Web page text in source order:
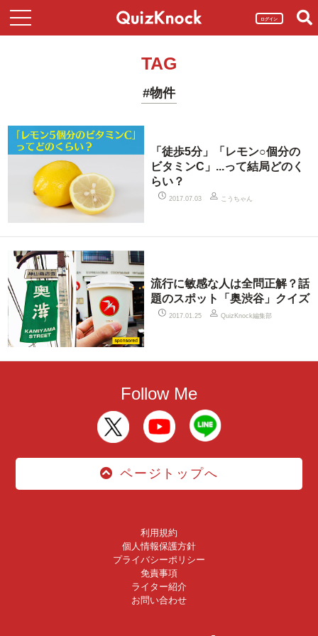
ログイン
TAG
#物件
「徒歩5分」「レモン○個分の
ビタミンC」...って結局どのく
らい？
2017.07.03 こうちゃん
流行に敏感な人は全問正解？話
題のスポット「奥渋谷」クイズ
2017.01.25 QuizKnock編集部
Follow Me
ページトップへ
利用規約
個人情報保護方針
プライバシーポリシー
免責事項
ライター紹介
お問い合わせ